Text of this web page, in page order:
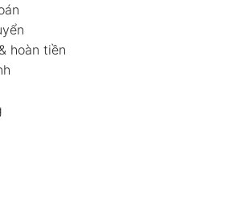
hoàn tiền